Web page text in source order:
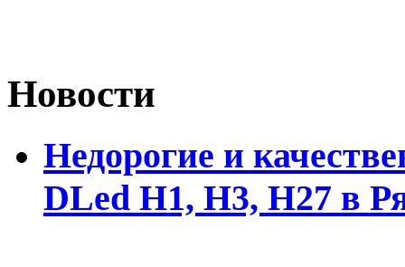
Новости
Недорогие и
DLed Н1, Н3, Н27 в